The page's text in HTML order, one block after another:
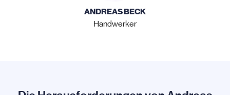
ANDREAS BECK
Handwerker